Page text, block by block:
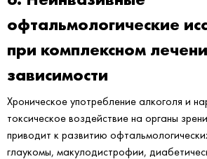
офтальмологические
при комплексном
зависимости
Хроническое употребление алкоголя и
токсическое воздействие на органы
приводит к развитию
глаукомы, макулодистрофии,